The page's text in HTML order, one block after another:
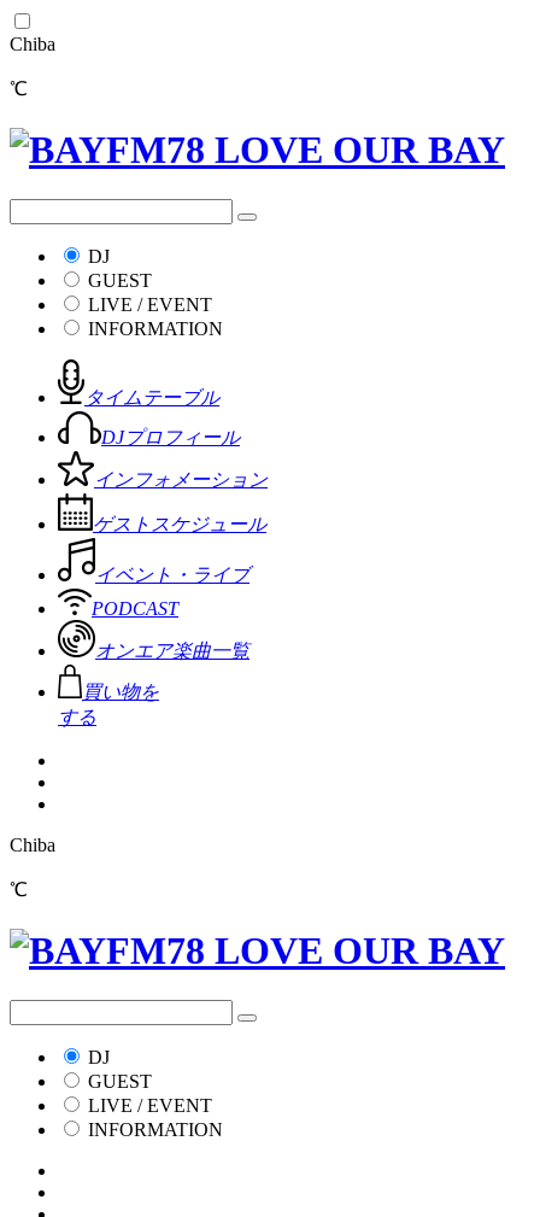
Chiba
℃
DJ
GUEST
LIVE / EVENT
INFORMATION
タイムテーブル
DJプロフィール
インフォメーション
ゲストスケジュール
イベント・ライブ
PODCAST
オンエア楽曲一覧
買い物を
する
Chiba
℃
DJ
GUEST
LIVE / EVENT
INFORMATION